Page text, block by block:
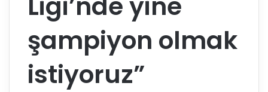
şampiyon olmak
istiyoruz”